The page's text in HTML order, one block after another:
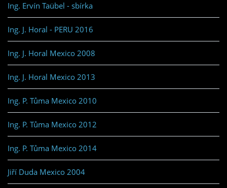
Ing. Ervín Taübel - sbírka
Ing. J. Horal - PERU 2016
Ing. J. Horal Mexico 2008
Ing. J. Horal Mexico 2013
Ing. P. Tůma Mexico 2010
Ing. P. Tůma Mexico 2012
Ing. P. Tůma Mexico 2014
Jiří Duda Mexico 2004